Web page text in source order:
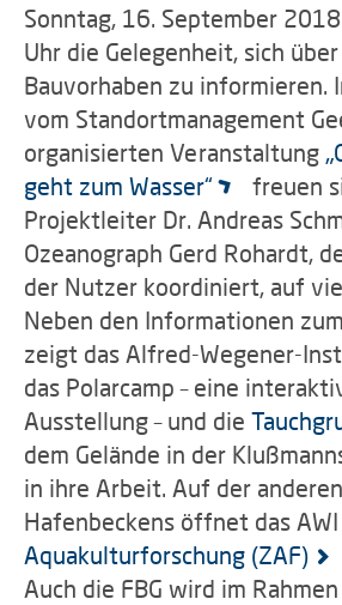
Sonntag, 16. September
Uhr die Gelegenheit, sich
Bauvorhaben zu informieren.
vom Standortmanagement
organisierten Veranstaltung
geht zum Wasser“
freuen
Projektleiter Dr. Andreas
Ozeanograph Gerd Rohardt,
der Nutzer koordiniert, auf
Neben den Informationen
zeigt das Alfred-Wegener-
das Polarcamp – eine
Ausstellung – und die
dem Gelände in der
in ihre Arbeit. Auf der
Hafenbeckens öffnet das AWI
Aquakulturforschung (ZAF)
Auch die FBG wird im